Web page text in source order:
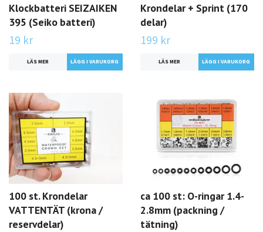
Klockbatteri SEIZAIKEN
395 (Seiko batteri)
19 kr
LÄS MER
Krondelar + Sprint (170
delar)
199 kr
LÄS MER
100 st. Krondelar
VATTENTÄT (krona /
reservdelar)
ca 100 st: O-ringar 1.4-
2.8mm (packning /
tätning)